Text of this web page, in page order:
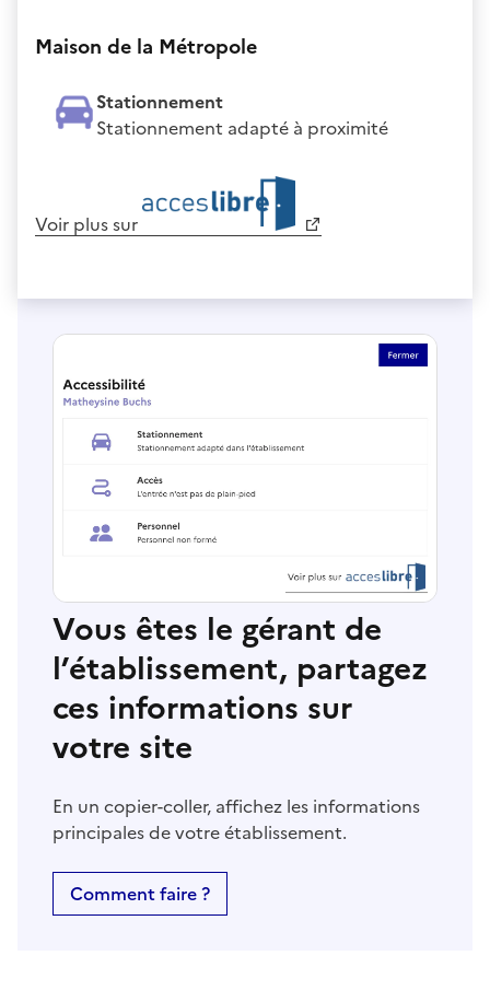
Maison de la Métropole
Stationnement
Stationnement adapté à proximité
Voir plus sur
Vous êtes le gérant de
l’établissement, partagez
ces informations sur
votre site
En un copier-coller, affichez les informations
principales de votre établissement.
Comment faire ?